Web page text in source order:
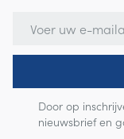
Door op
nieuwsbrief en